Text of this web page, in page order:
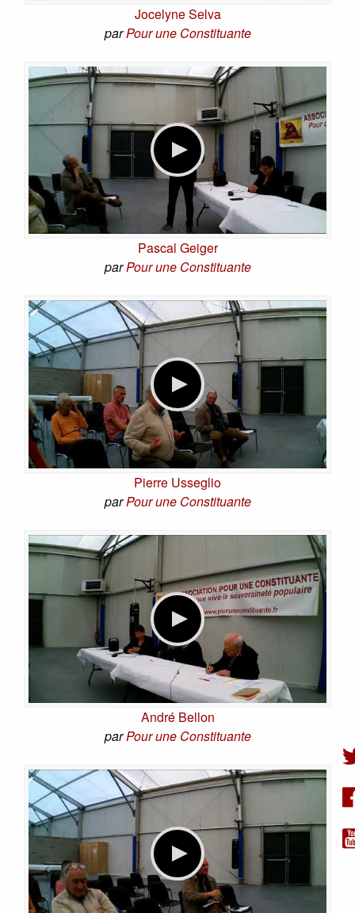
Jocelyne Selva
parPour une Constituante
Pascal Geiger
parPour une Constituante
Pierre Usseglio
parPour une Constituante
André Bellon
parPour une Constituante